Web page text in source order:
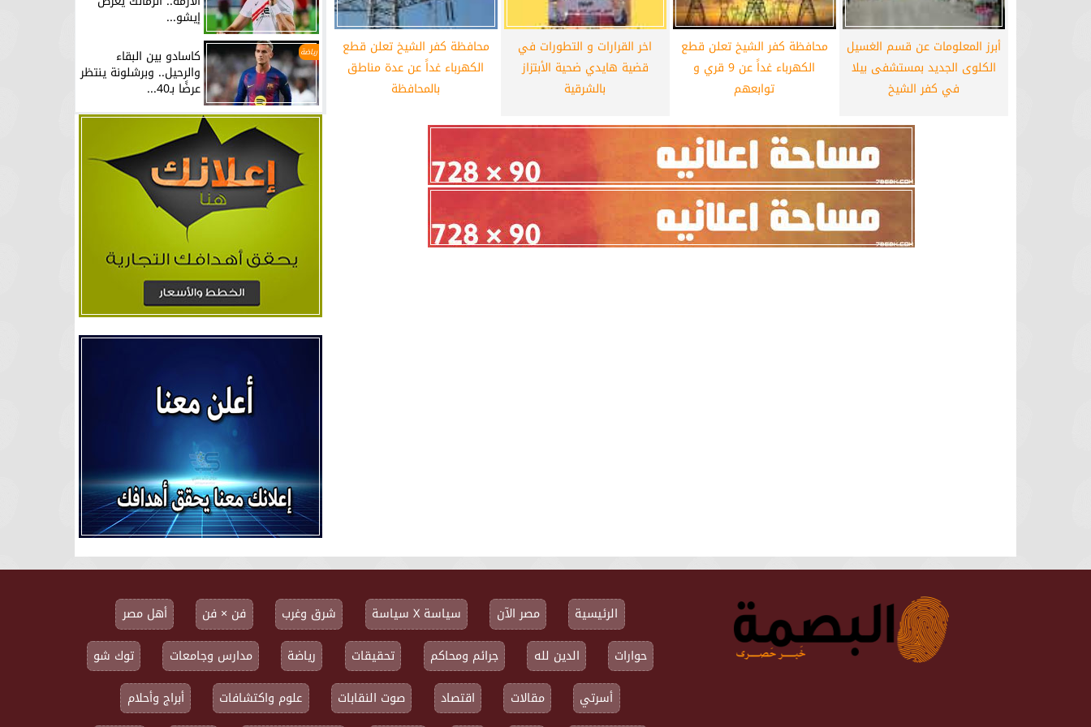
أبرز المعلومات عن قسم الغسيل
الكلوى الجديد بمستشفى بيلا
في كفر الشيخ
محافظة كفر الشيخ تعلن قطع
الكهرباء غداً عن 9 قري و
توابعهم
اخر القرارات و التطورات في
قضية هايدي ضحية الأبتزاز
بالشرقية
محافظة كفر الشيخ تعلن قطع
الكهرباء غداً عن عدة مناطق
بالمحافظة
إيشو...
رياضة كاسادو بين البقاء
والرحيل.. وبرشلونة ينتظر
عرضًا بـ40...
الرئيسية مصر الآن سياسة X سياسة شرق وغرب فن × فن
أهل مصر
حوارات
الدين لله جرائم ومحاكم تحقيقات رياضة مدارس وجامعات
توك شو
أسرتي
مقالات اقتصاد صوت النقابات علوم واكتشافات أبراج وأحلام